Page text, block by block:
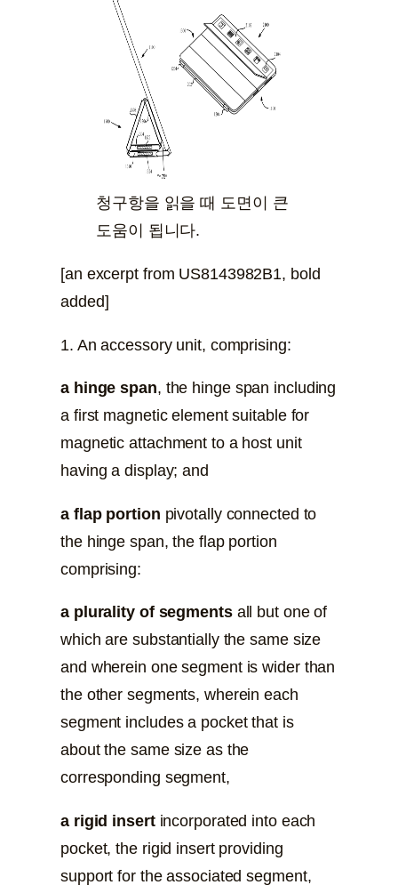
청구항을 읽을 때 도면이 큰
도움이 됩니다.
[an excerpt from US8143982B1, bold
added]
1. An accessory unit, comprising:
a hinge span, the hinge span including
a first magnetic element suitable for
magnetic attachment to a host unit
having a display; and
a flap portion pivotally connected to
the hinge span, the flap portion
comprising:
a plurality of segmentsall but one of
which are substantially the same size
and wherein one segment is wider than
the other segments, wherein each
segment includes a pocket that is
about the same size as the
corresponding segment,
a rigid insertincorporated into each
pocket, the rigid insert providing
support for the associated segment,